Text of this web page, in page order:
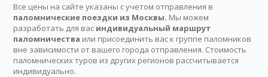
Все цены на сайте указаны с учетом отправления в
паломнические поездки из Москвы. Мы можем
разработать для вас индивидуальный маршрут
паломничества или присоединить вас к группе паломников
вне зависимости от вашего города отправления. Стоимость
паломнических туров из других регионов рассчитывается
индивидуально.